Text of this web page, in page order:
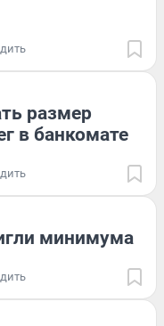
размер
в банкомате
минимума